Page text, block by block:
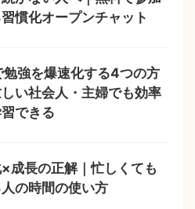
慣化オープンチャット
強を爆速化する4つの方
い社会人・主婦でも効率
できる
成長の正解｜忙しくても
の時間の使い方